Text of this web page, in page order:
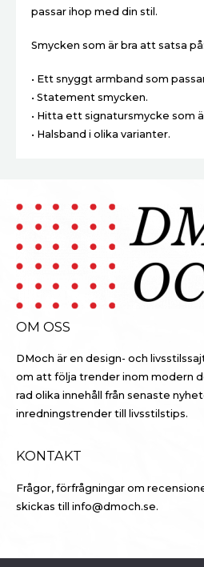
passar ihop med din stil.
Smycken som är bra att satsa på:
• Ett snyggt armband som
• Statement smycken.
• Hitta ett signatursmycke som
• Halsband i olika varianter.
OM OSS
DMoch är en design- och
om att följa trender inom modern
rad olika innehåll från senaste
inredningstrender till livsstilstips.
KONTAKT
Frågor, förfrågningar om
skickas till info@dmoch.se.